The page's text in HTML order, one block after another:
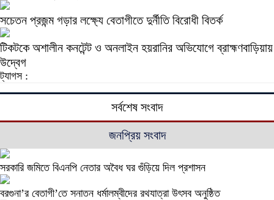
সচেতন প্রজন্ম গড়ার লক্ষ্যে বেতাগীতে দুর্নীতি বিরোধী বিতর্ক
টিকটকে অশালীন কনটেন্ট ও অনলাইন হয়রানির অভিযোগে ব্রাহ্মণবাড়িয়ায়
উদ্বেগ
ট্যাগস :
সর্বশেষ সংবাদ
জনপ্রিয় সংবাদ
সরকারি জমিতে বিএনপি নেতার অবৈধ ঘর গুঁড়িয়ে দিল প্রশাসন
বরগুনা’র বেতাগী’তে সনাতন ধর্মালম্বীদের রথযাত্রা উৎসব অনুষ্ঠিত